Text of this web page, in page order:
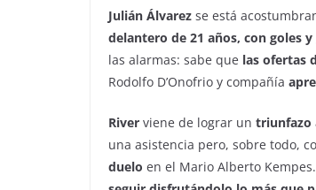
Julián Álvarez se está
delantero de 21 años, con goles
las alarmas: sabe que las ofertas
Rodolfo D’Onofrio y compañía
River viene de lograr un triunfazo
una asistencia pero, sobre todo,
duelo en el Mario Alberto